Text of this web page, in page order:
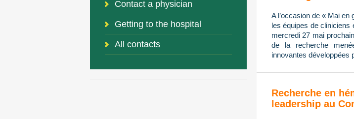
Contact a physician
Getting to the hospital
All contacts
A l’occasion de « Mai
les équipes de cliniciens
mercredi 27 mai
de la recherche
innovantes développées
Recherche en
leadership au